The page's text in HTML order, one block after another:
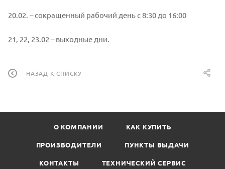
20.02. – сокращенный рабочий день с 8:30 до 16:00
21, 22, 23.02 – выходные дни.
НАЗАД К СПИСКУ
О КОМПАНИИ КАК КУПИТЬ
ПРОИЗВОДИТЕЛИ ПУНКТЫ ВЫДАЧИ
КОНТАКТЫ ТЕХНИЧЕСКИЙ СЕРВИС